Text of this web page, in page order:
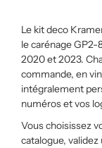
Le kit deco
le carénage
2020 et 2023.
commande, en
intégralement
numéros et vos
Vous choisissez
catalogue,